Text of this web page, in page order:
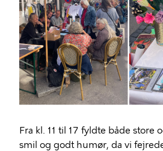
Fra kl. 11 til 17 fyldte både store
smil og godt humør, da vi